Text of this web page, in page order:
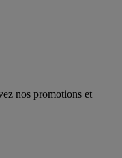
nos promotions et